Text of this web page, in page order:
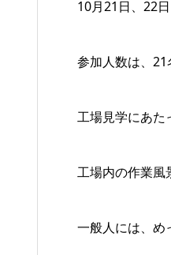
10月21日、22
参加人数は、21
工場見学にあた
工場内の作業風
一般人には、め